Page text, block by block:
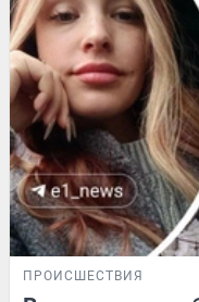
ПРОИСШЕСТВИЯ